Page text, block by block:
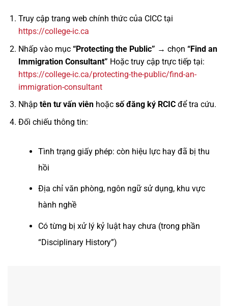
Truy cập trang web chính thức của CICC tại
https://college-ic.ca
Nhấp vào mục “Protecting the Public” → chọn “Find an
Immigration Consultant” Hoặc truy cập trực tiếp tại:
https://college-ic.ca/protecting-the-public/find-an-
immigration-consultant
Nhập tên tư vấn viênhoặc số đăng ký RCICđể tra cứu.
Đối chiếu thông tin:
Tình trạng giấy phép: còn hiệu lực hay đã bị thu
hồi
Địa chỉ văn phòng, ngôn ngữ sử dụng, khu vực
hành nghề
Có từng bị xử lý kỷ luật hay chưa (trong phần
“Disciplinary History”)